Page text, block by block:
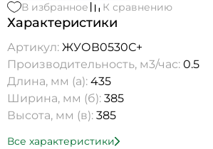
В избранное К сравнению
Характеристики
Артикул: ЖУОВ0530С+
Производительность, м3/час: 0.5
Длина, мм (а): 435
Ширина, мм (б): 385
Высота, мм (в): 385
Все характеристики